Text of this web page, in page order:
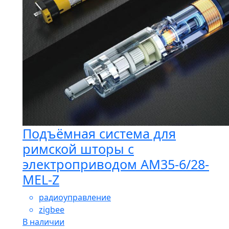
Подъёмная система для
римской шторы с
электроприводом AM35-6/28-
MEL-Z
радиоуправление
zigbee
В наличии